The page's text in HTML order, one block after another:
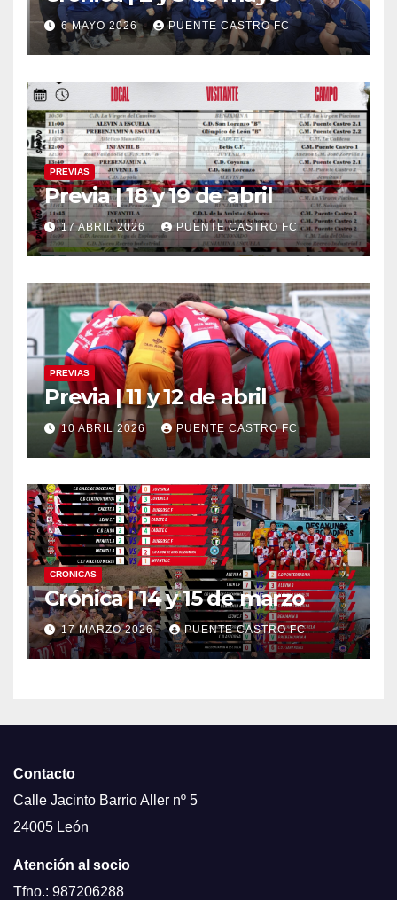
6 MAYO 2026 PUENTE CASTRO FC
PREVIAS
Previa | 18 y 19 de abril
17 ABRIL 2026 PUENTE CASTRO FC
PREVIAS
Previa | 11 y 12 de abril
10 ABRIL 2026 PUENTE CASTRO FC
CRONICAS
Crónica | 14 y 15 de marzo
17 MARZO 2026 PUENTE CASTRO FC
Contacto
Calle Jacinto Barrio Aller nº 5
24005 León
Atención al socio
Tfno.: 987206288